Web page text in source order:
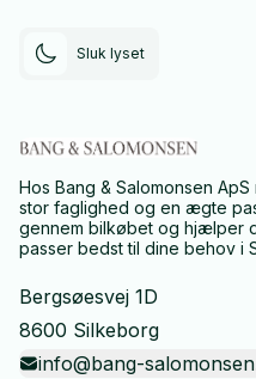
Sluk lyset
Hos Bang & Salomonsen
stor faglighed og en ægte
gennem bilkøbet og hjælper
passer bedst til dine behov i
Bergsøesvej 1D
8600 Silkeborg
info@bang-